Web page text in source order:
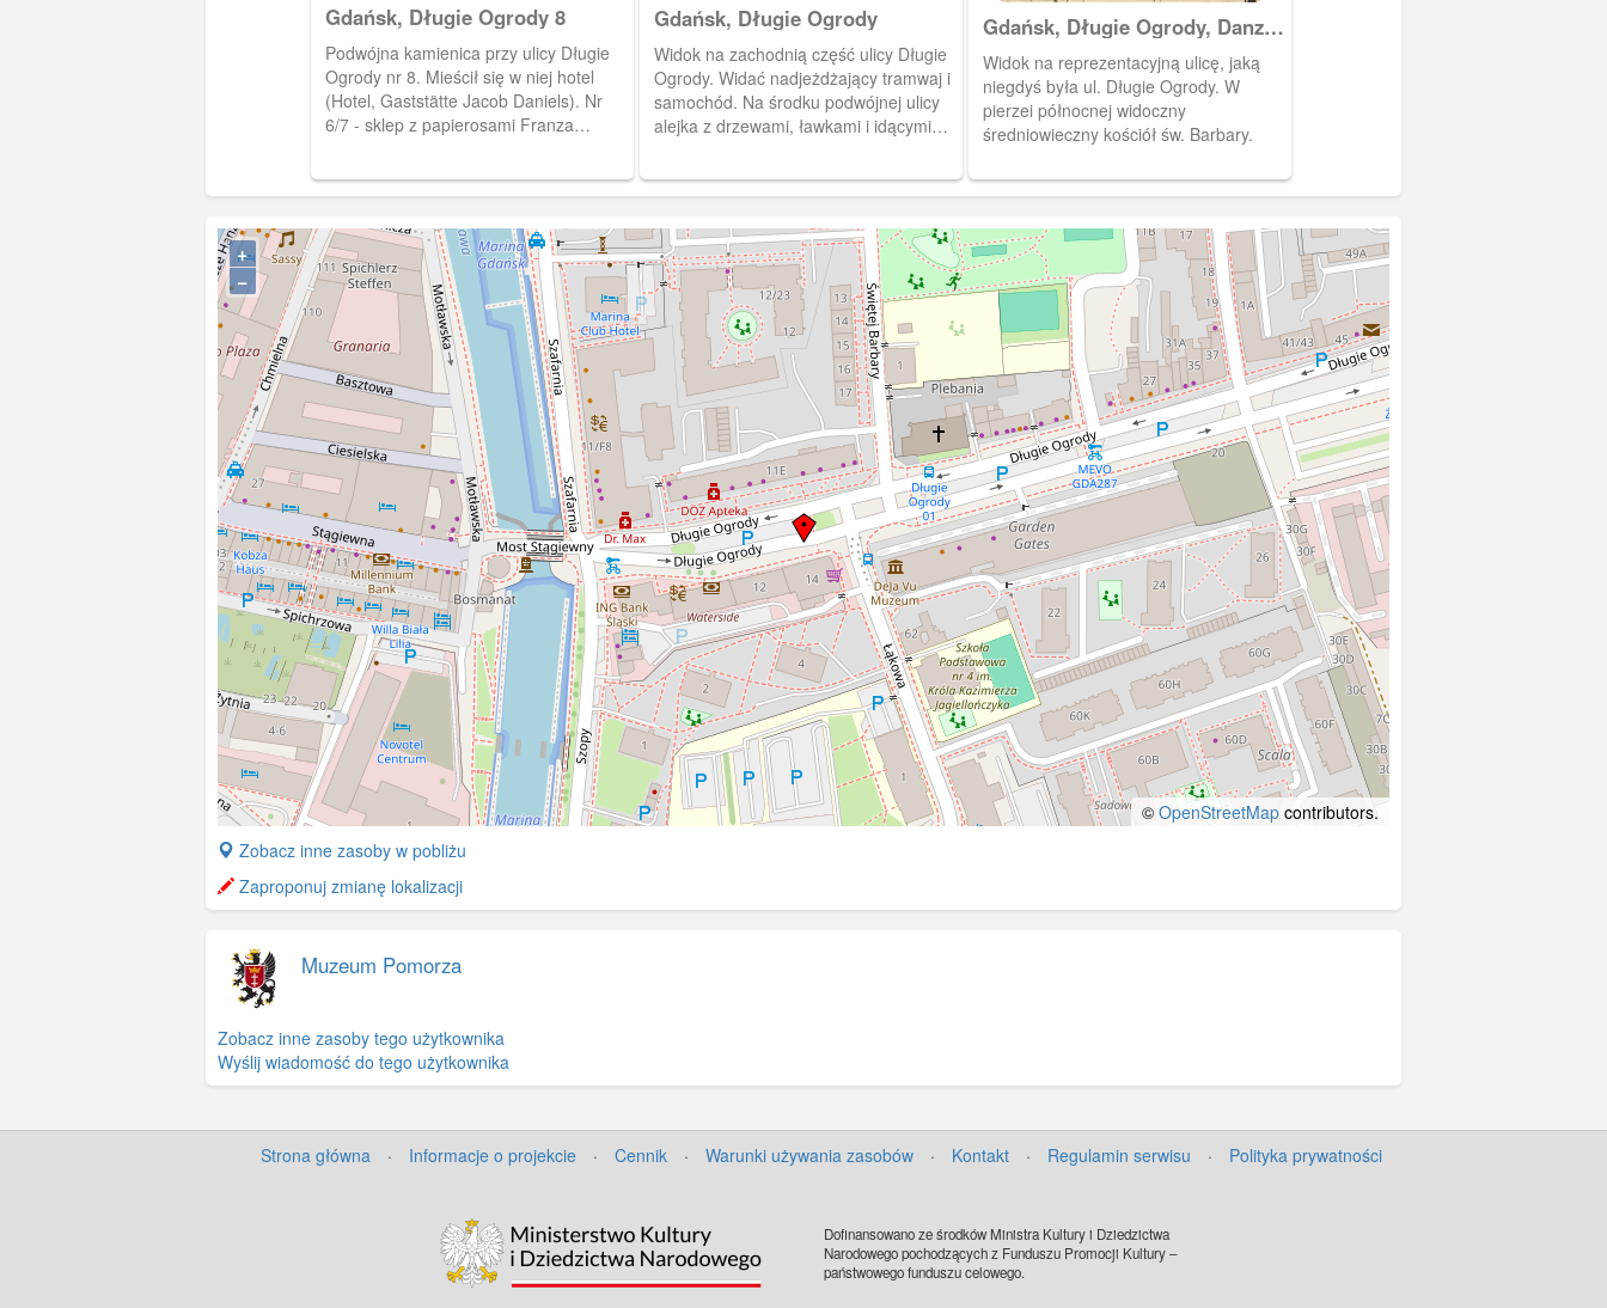
Gdańsk, Długie Ogrody 8
Podwójna kamienica przy ulicy Długie
Ogrody nr 8. Mieścił się w niej hotel
(Hotel, Gaststätte Jacob Daniels). Nr
6/7 - sklep z papierosami Franza
przetrwała wojny i nie została
znajdują się kamienice zbudowane w
latach 90.
Gdańsk, Długie Ogrody
Widok na zachodnią część ulicy Długie
Ogrody. Widać nadjeżdżający tramwaj i
samochód. Na środku podwójnej ulicy
alejka z drzewami, ławkami i idącymi
północna Długich Ogrodów. Na środku
Bramy Stągiewnej.
Gdańsk, Długie Ogrody, Danzig
Langgarten
Widok na reprezentacyjną ulicę, jaką
niegdyś była ul. Długie Ogrody. W
pierzei północnej widoczny
średniowieczny kościół św. Barbary.
+
−
© OpenStreetMap contributors.
+
−
Zobacz inne zasoby w pobliżu
Zaproponuj zmianę lokalizacji
Muzeum Pomorza
Zobacz inne zasoby tego użytkownika
Wyślij wiadomość do tego użytkownika
Strona główna · Informacje o projekcie · Cennik · Warunki używania zasobów · Kontakt · Regulamin serwisu · Polityka prywatności
Dofinansowano ze środków Ministra Kultury i Dziedzictwa
Narodowego pochodzących z Funduszu Promocji Kultury –
państwowego funduszu celowego.